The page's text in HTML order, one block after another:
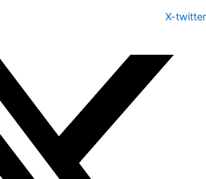
X-twitter